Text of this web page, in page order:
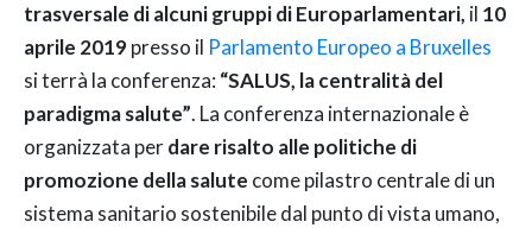
trasversale di alcuni gruppi di Europarlamentari, il 10
aprile 2019presso il Parlamento Europeo a Bruxelles
si terrà la conferenza: “SALUS, la centralità del
paradigma salute”. La conferenza internazionale è
organizzata perdare risalto alle politiche di
promozione della salute come pilastro centrale di un
sistema sanitario sostenibile dal punto di vista umano,